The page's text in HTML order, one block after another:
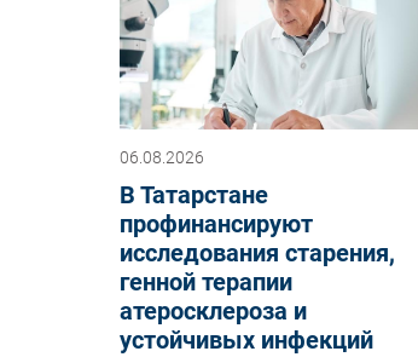
06.08.2026
В Татарстане
профинансируют
исследования старения,
генной терапии
атеросклероза и
устойчивых инфекций